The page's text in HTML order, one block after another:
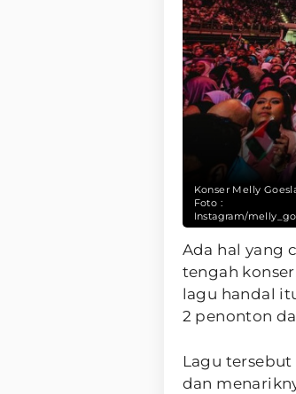
Konser Melly
Foto :
Instagram/
Ada hal yang
tengah
lagu handal
2 penonton
Lagu
dan